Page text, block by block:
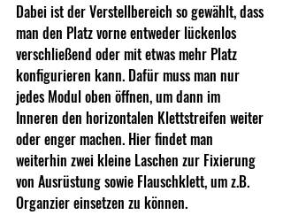
Dabei ist der Verstellbereich so gewählt, dass
man den Platz vorne entweder lückenlos
verschließend oder mit etwas mehr Platz
konfigurieren kann. Dafür muss man nur
jedes Modul oben öffnen, um dann im
Inneren den horizontalen Klettstreifen weiter
oder enger machen. Hier findet man
weiterhin zwei kleine Laschen zur Fixierung
von Ausrüstung sowie Flauschklett, um z.B.
Organzier einsetzen zu können.